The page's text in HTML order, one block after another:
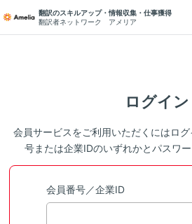
翻訳のスキルアップ・情報収集・仕事獲得
翻訳者ネットワーク アメリア
ログイン
会員サービスをご利用いただくにはロ
号または企業IDのいずれかとパスワー
会員番号／企業ID